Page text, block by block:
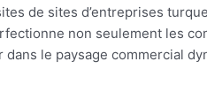
de sites d’entreprises
non seulement les
le paysage commercial